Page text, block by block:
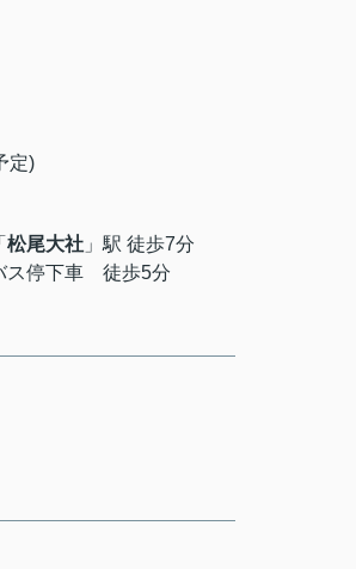
定)
松尾大社 」駅 徒歩7分
ス停下車 徒歩5分